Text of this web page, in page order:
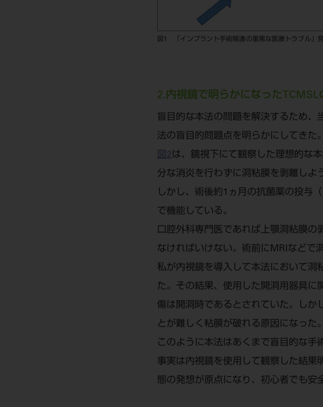
図1 「インプラント手術関連の重篤な医療トラブル」
2.内視鏡で明らかになったTCMSL
盲目的な本法の問題を解決するため
法の盲目的問題点を明らかにしてきた。
図2 は、鏡視下にて観察した理想的な
分な消炎を行わずに洞粘膜を剥離しよ
しかし、術後約1ヵ月の抗菌薬の投与
で機能している。
口腔外科専門医であれば上顎洞粘膜
なければいけない。術前にMRIなどで
私が内視鏡を導入して本法において洞
た。その結果、使用した開洞用器具に
傷は開洞時であるとされていた。しか
とが難しく粘膜が破れる原因になった
このように本法はあくまで盲目的な手
事実は内視鏡を使用して観察した結果
態の発想が原点になり、初心者でも安